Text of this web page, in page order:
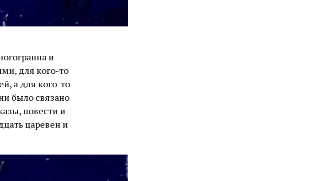
и
для кого-то
а для кого-то
было связано
повести и
царевен и